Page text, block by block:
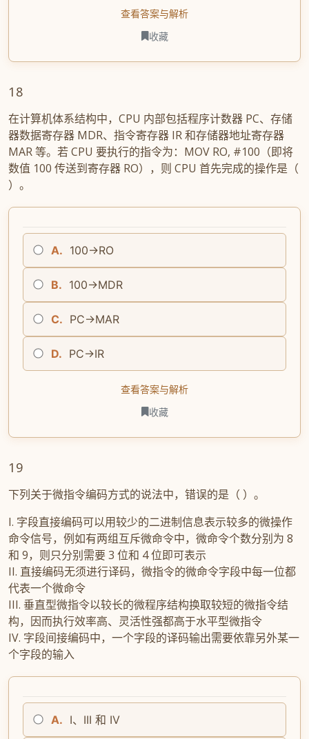
查看答案与解析
收藏
18
在计算机体系结构中，CPU 内部包括程序计数器 PC、存储
器数据寄存器 MDR、指令寄存器 IR 和存储器地址寄存器
MAR 等。若 CPU 要执行的指令为：MOV RO, #100（即将
数值 100 传送到寄存器 RO），则 CPU 首先完成的操作是（
）。
A. 100→RO
B. 100→MDR
C. PC→MAR
D. PC→IR
查看答案与解析
收藏
19
下列关于微指令编码方式的说法中，错误的是（ ）。
I. 字段直接编码可以用较少的二进制信息表示较多的微操作
命令信号，例如有两组互斥微命令中，微命令个数分别为 8
和 9，则只分别需要 3 位和 4 位即可表示
II. 直接编码无须进行译码，微指令的微命令字段中每一位都
代表一个微命令
III. 垂直型微指令以较长的微程序结构换取较短的微指令结
构，因而执行效率高、灵活性强都高于水平型微指令
IV. 字段间接编码中，一个字段的译码输出需要依靠另外某一
个字段的输入
A. I、III 和 IV